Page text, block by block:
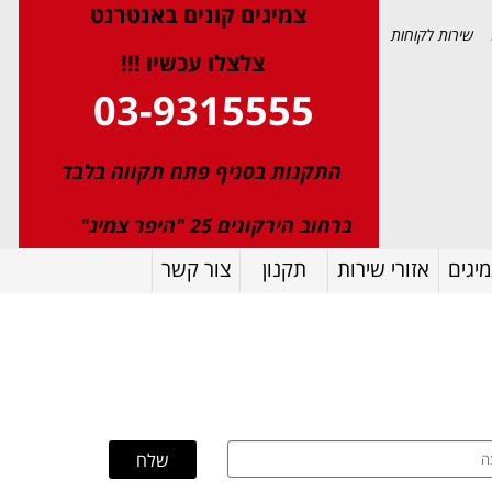
שירות לקוחות
צמיגים קונים באנטרנט
צלצלו עכשיו !!!
03-9315555
התקנות בסניף פתח תקווה בלבד
ברחוב הירקונים 25 "היפר צמיג"
אזורי שירות תקנון צור קשר